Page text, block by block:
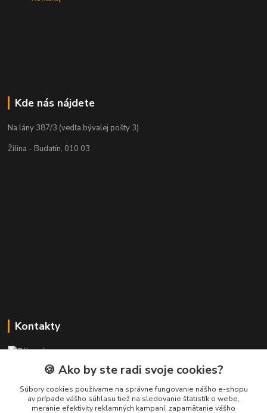
Kde nás nájdete
Na lány 387/3 (vedľa bývalej pošty 3)
Žilina - Budatín, 010 03
Kontakty
+421 911 010 560
Po-Pia, 13-17 hod.
info@presmartfon.sk
🍪 Ako by ste radi svoje cookies?
Súbory cookies používame na správne fungovanie nášho e-shopu
av prípade vášho súhlasu tiež na sledovanie štatistík o webe,
meranie efektivity reklamných kampaní, zapamätanie vášho